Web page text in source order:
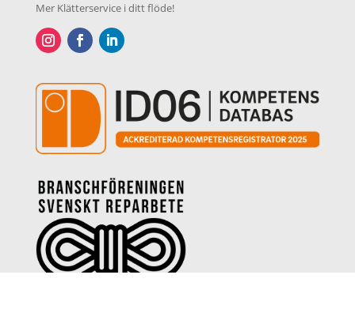
Mer Klätterservice i ditt flöde!